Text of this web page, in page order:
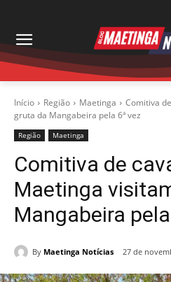
Início Região Maetinga
Comitiva
gruta da Mangabeira pela 6ª vez
Região Maetinga
Comitiva de
Maetinga
Mangabeira
By Maetinga Notícias 27 de